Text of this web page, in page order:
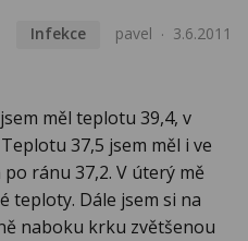
Infekce pavel 3.6.2011
měl teplotu 39,4, v
37,5 jsem měl i ve
ránu 37,2. V úterý mě
teploty. Dále jsem si na
naboku krku zvětšenou